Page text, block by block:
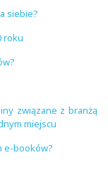
siebie?
roku
związane z branżą
miejscu
e-booków?